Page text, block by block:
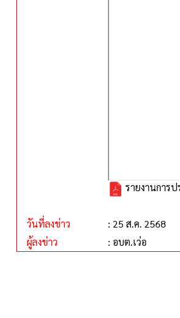
รายงานการ
วันที่ลงข่าว
: 25 ส.ค. 2568
ผู้ลงข่าว
: อบต.เว่อ